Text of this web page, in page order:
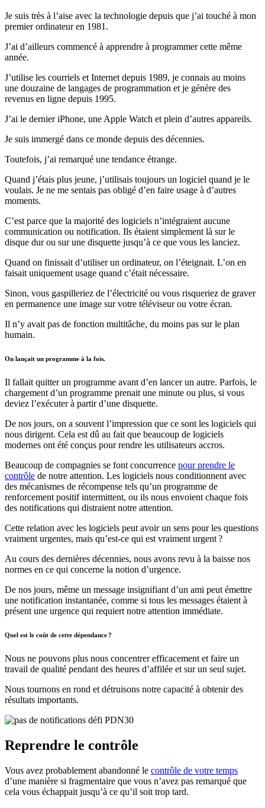
Je suis très à l’aise avec la technologie depuis que j’ai touché à mon
premier ordinateur en 1981.
J’ai d’ailleurs commencé à apprendre à programmer cette même
année.
J’utilise les courriels et Internet depuis 1989, je connais au moins
une douzaine de langages de programmation et je génère des
revenus en ligne depuis 1995.
J’ai le dernier iPhone, une Apple Watch et plein d’autres appareils.
Je suis immergé dans ce monde depuis des décennies.
Toutefois, j’ai remarqué une tendance étrange.
Quand j’étais plus jeune, j’utilisais toujours un logiciel quand je le
voulais. Je ne me sentais pas obligé d’en faire usage à d’autres
moments.
C’est parce que la majorité des logiciels n’intégraient aucune
communication ou notification. Ils étaient simplement là sur le
disque dur ou sur une disquette jusqu’à ce que vous les lanciez.
Quand on finissait d’utiliser un ordinateur, on l’éteignait. L’on en
faisait uniquement usage quand c’était nécessaire.
Sinon, vous gaspilleriez de l’électricité ou vous risqueriez de graver
en permanence une image sur votre téléviseur ou votre écran.
Il n’y avait pas de fonction multitâche, du moins pas sur le plan
humain.
On lançait un programme à la fois.
Il fallait quitter un programme avant d’en lancer un autre. Parfois, le
chargement d’un programme prenait une minute ou plus, si vous
deviez l’exécuter à partir d’une disquette.
De nos jours, on a souvent l’impression que ce sont les logiciels qui
nous dirigent. Cela est dû au fait que beaucoup de logiciels
modernes ont été conçus pour rendre les utilisateurs accros.
Beaucoup de compagnies se font concurrence pour prendre le
contrôle de notre attention. Les logiciels nous conditionnent avec
des mécanismes de récompense tels qu’un programme de
renforcement positif intermittent, ou ils nous envoient chaque fois
des notifications qui distraient notre attention.
Cette relation avec les logiciels peut avoir un sens pour les questions
vraiment urgentes, mais qu’est-ce qui est vraiment urgent ?
Au cours des dernières décennies, nous avons revu à la baisse nos
normes en ce qui concerne la notion d’urgence.
De nos jours, même un message insignifiant d’un ami peut émettre
une notification instantanée, comme si tous les messages étaient à
présent une urgence qui requiert notre attention immédiate.
Quel est le coût de cette dépendance ?
Nous ne pouvons plus nous concentrer efficacement et faire un
travail de qualité pendant des heures d’affilée et sur un seul sujet.
Nous tournons en rond et détruisons notre capacité à obtenir des
résultats importants.
Reprendre le contrôle
Vous avez probablement abandonné le contrôle de votre temps
d’une manière si fragmentaire que vous n’avez pas remarqué que
cela vous échappait jusqu’à ce qu’il soit trop tard.